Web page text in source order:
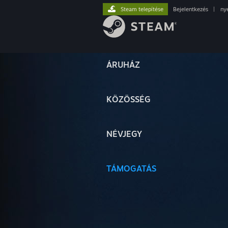
ÁRUHÁZ
KÖZÖSSÉG
NÉVJEGY
TÁMOGATÁS
Steam telepítése Bejelentkezés